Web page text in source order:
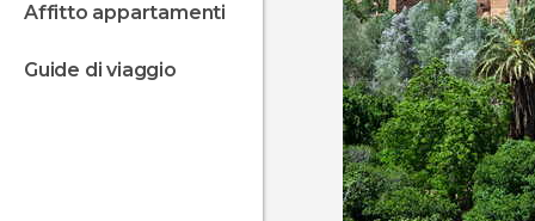
affitto appartamenti
guide di viaggio